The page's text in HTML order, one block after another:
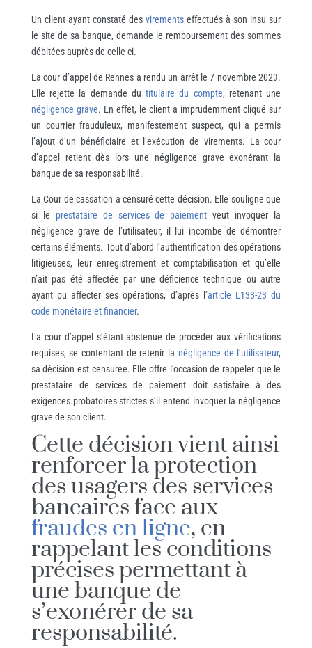
Un client ayant constaté des virements effectués à son insu sur
le site de sa banque, demande le remboursement des sommes
débitées auprès de celle-ci.
La cour d’appel de Rennes a rendu un arrêt le 7 novembre 2023.
Elle rejette la demande dutitulaire du compte, retenant une
négligence grave. En effet, le client a imprudemment cliqué sur
un courrier frauduleux, manifestement suspect, qui a permis
l’ajout d’un bénéficiaire et l’exécution de virements. La cour
d’appel retient dès lors une négligence grave exonérant la
banque de sa responsabilité.
La Cour de cassation a censuré cette décision. Elle souligne que
si le prestataire de services de paiement veut invoquer la
négligence grave de l’utilisateur, il lui incombe de démontrer
certains éléments. Tout d’abord l’authentification des opérations
litigieuses, leur enregistrement et comptabilisation et qu’elle
n’ait pas été affectée par une déficience technique ou autre
ayant pu affecter ses opérations, d’après l’article L133-23 du
code monétaire et financier.
La cour d’appel s’étant abstenue de procéder aux vérifications
requises, se contentant de retenir la négligence de l’utilisateur,
sa décision est censurée. Elle offre l’occasion de rappeler que le
prestataire de services de paiement doit satisfaire à des
exigences probatoires strictes s’il entend invoquer la négligence
grave de son client.
Cette décision vient ainsi
renforcer la protection
des usagers des services
bancaires face aux
fraudes en ligne, en
rappelant les conditions
précises permettant à
une banque de
s’exonérer de sa
responsabilité.